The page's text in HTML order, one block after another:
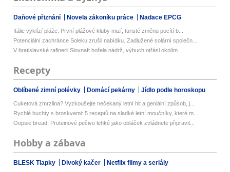
Daňové přiznání Novela zákoníku práce Nadace EPCG
Itálie vyklízí pláže. První plážové kluby mizí, turisté změnu pocítí b...
Potenciální zachránce Soleku zrušil nabídku. Zadlužené solární společn...
V bratislavské rafinerii Slovnaft hořela nádrž, výbuch otřásl okolím
Recepty
Oblíbené zimní polévky Domácí pekárny Jídlo podle horoskopu
Cuketová zmrzlina? Vyzkoušejte nečekaný letní hit a geniální způsob, j...
Rychlé buchty s broskvemi: 5 receptů na sladké letní moučníky, které m...
Oopsie bread: Proteinové pečivo lehké jako obláček zvládnete připravit...
Hobby a zábava
BLESK Tlapky Divoký kačer Netflix filmy a seriály